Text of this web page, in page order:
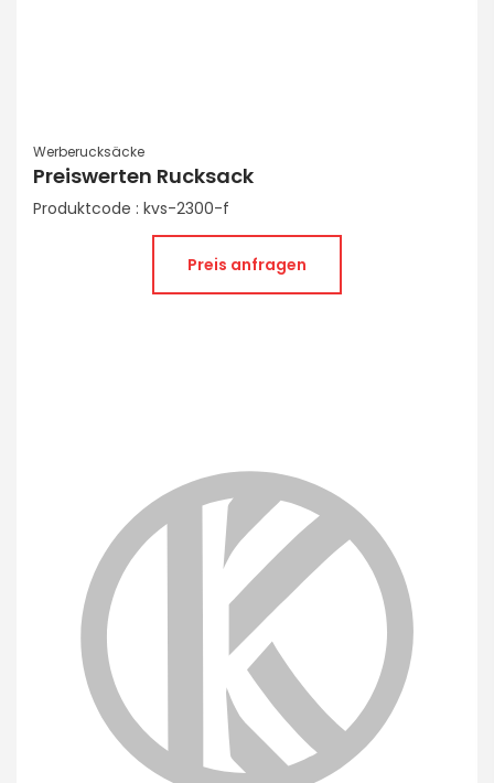
Werberucksäcke
Preiswerten Rucksack
Produktcode : kvs-2300-f
Preis anfragen